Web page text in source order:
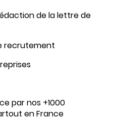
de la lettre de
recrutement
par nos +1000
en France